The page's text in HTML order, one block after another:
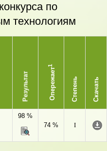
по
технологиям
Результат Опережает
1
Степень Скачать
98 %
74 %
I